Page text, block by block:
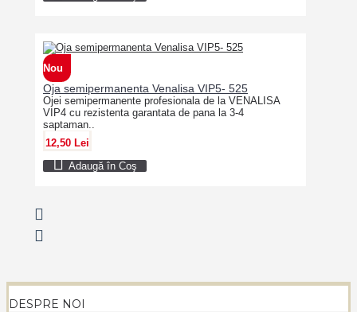
Nou
Oja semipermanenta Venalisa VIP5- 525
Ojei semipermanente profesionala de la VENALISA
VIP4 cu rezistenta garantata de pana la 3-4
saptaman..
12,50 Lei
Adaugă în Coş
DESPRE NOI